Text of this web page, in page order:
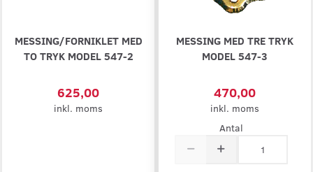
MESSING/FORNIKLET MED
TO TRYK MODEL 547-2
625,00
inkl. moms
MESSING MED TRE TRYK
MODEL 547-3
470,00
inkl. moms
Antal